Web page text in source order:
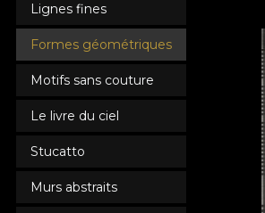
Lignes fines
Formes géométriques
Motifs sans couture
Le livre du ciel
Stucatto
Murs abstraits